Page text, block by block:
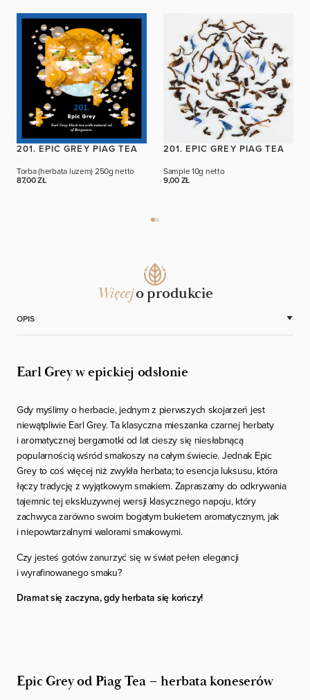
201. EPIC GREY PIAG TEA
Torba (herbata luzem)250g netto
87,00 ZŁ
201. EPIC GREY PIAG TEA
Sample10g netto
9,00 ZŁ
Więcejo produkcie
OPIS
Earl Grey w epickiej odsłonie
Gdy myślimy o herbacie, jednym z pierwszych skojarzeń jest
niewątpliwie Earl Grey. Ta klasyczna mieszanka czarnej herbaty
i aromatycznej bergamotki od lat cieszy się niesłabnącą
popularnością wśród smakoszy na całym świecie. Jednak Epic
Grey to coś więcej niż zwykła herbata; to esencja luksusu, która
łączy tradycję z wyjątkowym smakiem. Zapraszamy do odkrywania
tajemnic tej ekskluzywnej wersji klasycznego napoju, który
zachwyca zarówno swoim bogatym bukietem aromatycznym, jak
i niepowtarzalnymi walorami smakowymi.
Czy jesteś gotów zanurzyć się w świat pełen elegancji
i wyrafinowanego smaku?
Dramat się zaczyna, gdy herbata się kończy!
Epic Grey od Piag Tea – herbata koneserów